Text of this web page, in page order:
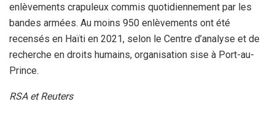
enlèvements crapuleux commis quotidiennement par les
bandes armées. Au moins 950 enlèvements ont été
recensés en Haïti en 2021, selon le Centre d’analyse et de
recherche en droits humains, organisation sise à Port-au-
Prince.
RSA et Reuters